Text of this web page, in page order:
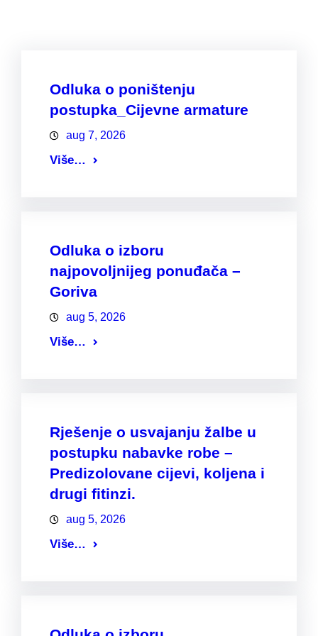
Odluka o poništenju
postupka_Cijevne armature
aug 7, 2026
Više…
Odluka o izboru
najpovoljnijeg ponuđača –
Goriva
aug 5, 2026
Više…
Rješenje o usvajanju žalbe u
postupku nabavke robe –
Predizolovane cijevi, koljena i
drugi fitinzi.
aug 5, 2026
Više…